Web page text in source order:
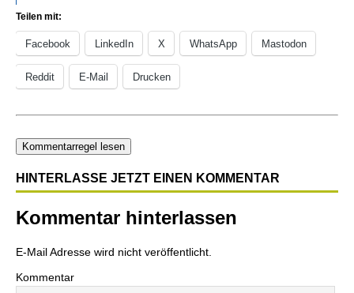
Teilen mit:
Facebook LinkedIn X WhatsApp Mastodon
Reddit E-Mail Drucken
Kommentarregel lesen
HINTERLASSE JETZT EINEN KOMMENTAR
Kommentar hinterlassen
E-Mail Adresse wird nicht veröffentlicht.
Kommentar